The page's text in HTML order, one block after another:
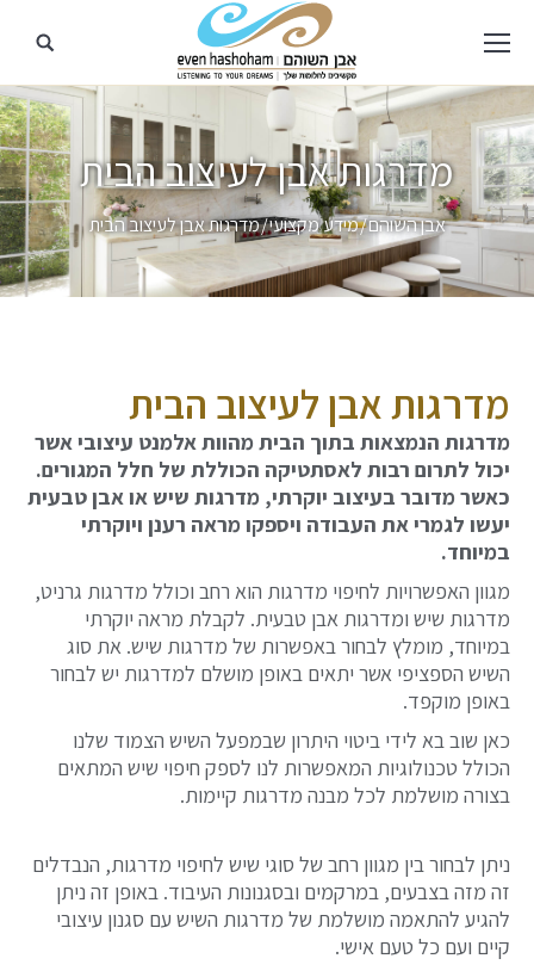
מדרגות אבן לעיצוב הבית
מיקומך כאן אבן השוהם מידע מקצועי מדרגות אבן לעיצוב הבית
מדרגות אבן לעיצוב הבית
מדרגות הנמצאות בתוך הבית מהוות אלמנט עיצובי אשר
יכול לתרום רבות לאסתטיקה הכוללת של חלל המגורים.
כאשר מדובר בעיצוב יוקרתי, מדרגות שיש או אבן טבעית
יעשו לגמרי את העבודה ויספקו מראה רענן ויוקרתי
במיוחד.
מגוון האפשרויות לחיפוי מדרגות הוא רחב וכולל מדרגות גרניט,
מדרגות שיש ומדרגות אבן טבעית. לקבלת מראה יוקרתי
במיוחד, מומלץ לבחור באפשרות של מדרגות שיש. את סוג
השיש הספציפי אשר יתאים באופן מושלם למדרגות יש לבחור
באופן מוקפד.
כאן שוב בא לידי ביטוי היתרון שבמפעל השיש הצמוד שלנו
הכולל טכנולוגיות המאפשרות לנו לספק חיפוי שיש המתאים
בצורה מושלמת לכל מבנה מדרגות קיימות.
ניתן לבחור בין מגוון רחב של סוגי שיש לחיפוי מדרגות, הנבדלים
זה מזה בצבעים, במרקמים ובסגנונות העיבוד. באופן זה ניתן
להגיע להתאמה מושלמת של מדרגות השיש עם סגנון עיצובי
קיים ועם כל טעם אישי.